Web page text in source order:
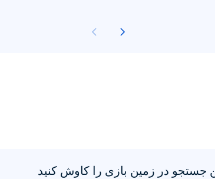
جستجو در زمین بازی را کاوش کنید